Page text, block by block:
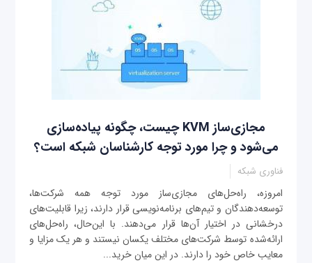
مجازی‌ساز KVM چیست، چگونه پیاده‌سازی
می‌شود و چرا مورد توجه کارشناسان شبکه است؟
فناوری شبکه
امروزه، راه‌حل‌های مجازی‌ساز مورد توجه همه شرکت‌ها،
توسعه‌دهندگان و تیم‌های برنامه‌نویسی قرار دارند، زیرا قابلیت‌های
درخشانی در اختیار آن‌ها قرار می‌دهند. با این‌حال، راه‌حل‌های
ارائه‌شده توسط شرکت‌های مختلف یکسان نیستند و هر یک مزایا و
معایب خاص خود را دارند. در این میان خرید...